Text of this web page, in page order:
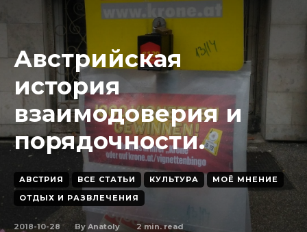
Австрийская
история
взаимодоверия и
порядочности.
АВСТРИЯ ВСЕ СТАТЬИ КУЛЬТУРА
МОЁ МНЕНИЕ
ОТДЫХ И РАЗВЛЕЧЕНИЯ
2018-10-28 By Anatoly 2 min. read